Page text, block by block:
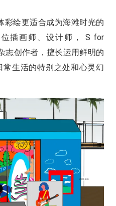
彩绘更适合成为海滩时光的
插画师、设计师， S for
志创作者，擅长运用鲜明的
生活的特别之处和心灵幻